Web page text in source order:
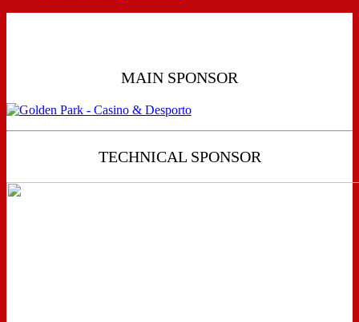
MAIN SPONSOR
TECHNICAL SPONSOR